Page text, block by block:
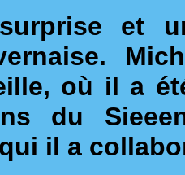
et
où il a
du
il a